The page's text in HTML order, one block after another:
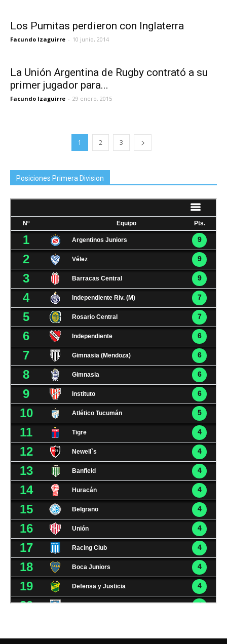
Los Pumitas perdieron con Inglaterra
Facundo Izaguirre - 10 junio, 2014
La Unión Argentina de Rugby contrató a su
primer jugador para...
Facundo Izaguirre - 29 enero, 2015
1 2 3
Posiciones Primera Division